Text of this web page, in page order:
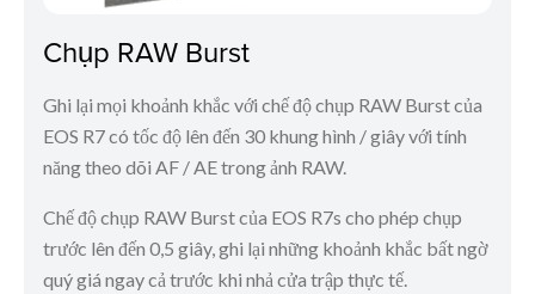
Chụp RAW Burst
Ghi lại mọi khoảnh khắc với chế độ chụp RAW Burst của
EOS R7 có tốc độ lên đến 30 khung hình / giây với tính
năng theo dõi AF / AE trong ảnh RAW.
Chế độ chụp RAW Burst của EOS R7s cho phép chụp
trước lên đến 0,5 giây, ghi lại những khoảnh khắc bất ngờ
quý giá ngay cả trước khi nhả cửa trập thực tế.